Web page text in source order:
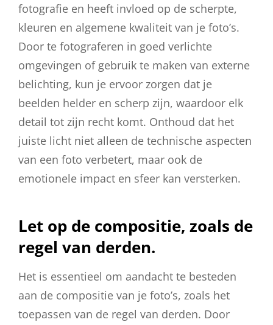
fotografie en heeft invloed op de scherpte,
kleuren en algemene kwaliteit van je foto’s.
Door te fotograferen in goed verlichte
omgevingen of gebruik te maken van externe
belichting, kun je ervoor zorgen dat je
beelden helder en scherp zijn, waardoor elk
detail tot zijn recht komt. Onthoud dat het
juiste licht niet alleen de technische aspecten
van een foto verbetert, maar ook de
emotionele impact en sfeer kan versterken.
Let op de compositie, zoals de
regel van derden.
Het is essentieel om aandacht te besteden
aan de compositie van je foto’s, zoals het
toepassen van de regel van derden. Door